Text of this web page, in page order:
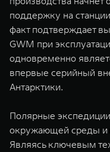
поддержку на
факт подтверждает
GWM при
одновременно
впервые серийный
Антарктики.
Полярные
окружающей среды и
Являясь ключевым